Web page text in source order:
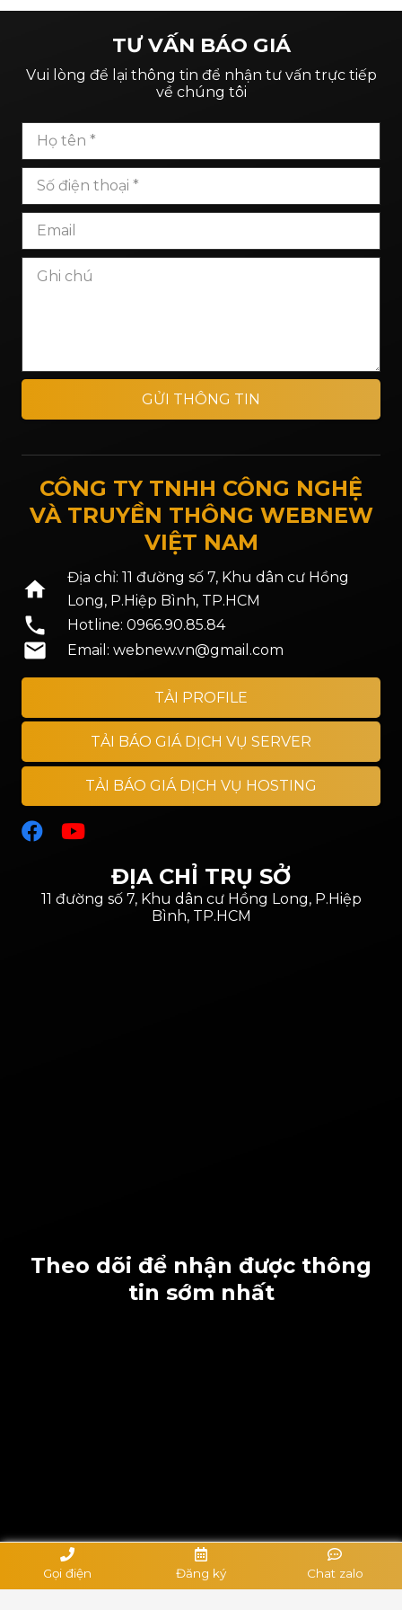
TƯ VẤN BÁO GIÁ
Vui lòng để lại thông tin để nhận tư vấn trực tiếp
về chúng tôi
GỬI THÔNG TIN
CÔNG TY TNHH CÔNG NGHỆ
VÀ TRUYỀN THÔNG WEBNEW
VIỆT NAM
home
Địa chỉ: 11 đường số 7, Khu dân cư Hồng
Long, P.Hiệp Bình, TP.HCM
phone Hotline: 0966.90.85.84
mail Email: webnew.vn@gmail.com
TẢI PROFILE
TẢI BÁO GIÁ DỊCH VỤ SERVER
TẢI BÁO GIÁ DỊCH VỤ HOSTING
ĐỊA CHỈ TRỤ SỞ
11 đường số 7, Khu dân cư Hồng Long, P.Hiệp
Bình, TP.HCM
Theo dõi để nhận được thông
tin sớm nhất
Gọi điện Đăng ký Chat zalo